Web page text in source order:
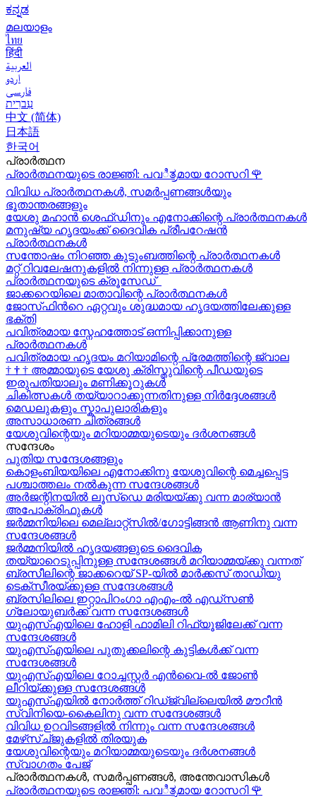
ಕನ್ನಡ
മലയാളം
ไทย
हिंदी
العربية
اردو
فارسی
עִברִית
中文 (简体)
日本語
한국어
പ്രാർത്ഥന
പ്രാർത്ഥനയുടെ രാജ്ഞി: പവಿತ್ರമായ റോസറി 🌹
വിവിധ പ്രാർത്ഥനകൾ, സമർപ്പണങ്ങൾയും
ഭൂതാന്തരങ്ങളും
യേശു മഹാന്‍ ശെഫ്ഡിനും എനോക്കിന്റെ പ്രാർത്ഥനകള്‍
മനുഷ്യ ഹൃദയംക്ക് ദൈവിക പ്രീപറേഷൻ
പ്രാർത്ഥനകൾ
സന്തോഷം നിറഞ്ഞ കുടുംബത്തിന്റെ പ്രാർത്ഥനകള്‍
മറ്റ് റിവലേഷനുകളിൽ നിന്നുള്ള പ്രാർത്ഥനകൾ
പ്രാർത്ഥനയുടെ ക്രൂസേഡ്
ജാക്കറെയിലെ മാതാവിന്റെ പ്രാർത്ഥനകൾ
ജോസ്‌ഫിന്‍റെ ഏറ്റവും ശുദ്ധമായ ഹൃദയത്തിലേക്കുള്ള
ഭക്തി
പവിത്രമായ സ്നേഹത്തോട് ഒന്നിപ്പിക്കാനുള്ള
പ്രാർത്ഥനകള്‍
പവിത്രമായ ഹൃദയം മറിയാമിന്റെ പ്രേമത്തിന്റെ ജ്വാല
† † † അമ്മായുടെ യേശു ക്രിസ്തുവിന്റെ പീഡയുടെ
ഇരുപതിയാലും മണിക്കൂറുകള്‍
ചികിത്സകൾ തയ്യാറാക്കുന്നതിനുള്ള നിർദ്ദേശങ്ങൾ
മെഡലുകളും സ്കാപുലാരികളും
അസാധാരണ ചിത്രങ്ങൾ
യേശുവിന്റെയും മറിയാമ്മയുടെയും ദർശനങ്ങൾ
സന്ദേശം
പുതിയ സന്ദേശങ്ങളും
കൊളംബിയയിലെ എനോക്കിനു യേശുവിന്റെ മെച്ചപ്പെട്ട
പശ്ചാത്തലം നൽകുന്ന സന്ദേശങ്ങള്‍
അർജന്റിനയിൽ ലൂസ്ഡെ മരിയയ്ക്കു വന്ന മാര്യാന്‍
അപോക്രിഫുകള്‍
ജർമ്മനിയിലെ മെല്ലാറ്റ്സിൽ/ഗോട്ടിങ്ങൻ ആണിനു വന്ന
സന്ദേശങ്ങൾ
ജർമ്മനിയിൽ ഹൃദയങ്ങളുടെ ദൈവിക
തയ്യാറെടുപ്പിനുള്ള സന്ദേശങ്ങൾ മറിയാമ്മയ്ക്കു വന്നത്
ബ്രസീലിന്റെ ജാക്കറെയ്‍ SP-യിൽ മാർക്കസ് താഡിയു
ടെക്സീരയ്ക്കുള്ള സന്ദേശങ്ങള്‍
ബ്രസിലിലെ ഇറ്റാപിറംഗാ എഎം-ൽ എഡ്സൺ
ഗ്ലോയുബർക്ക് വന്ന സന്ദേശങ്ങൾ
യുഎസ്എയിലെ ഹോളി ഫാമിലി റിഫ്യൂജിലേക്ക് വന്ന
സന്ദേശങ്ങൾ
യുഎസ്എയിലെ പുതുക്കലിന്റെ കുട്ടികള്‍ക്ക് വന്ന
സന്ദേശങ്ങള്‍
യുഎസ്എയിലെ റോച്ചസ്റ്റർ എൻവൈ-ൽ ജോൺ
ലീറിയ്ക്കുള്ള സന്ദേശങ്ങൾ
യുഎസ്എയിൽ നോർത്ത് റിഡ്ജ്വില്ലെയിൽ മൗറീൻ
സ്വിനിയെ-കൈലിനു വന്ന സന്ദേശങ്ങള്‍
വിവിധ ഉറവിടങ്ങളിൽ നിന്നും വന്ന സന്ദേശങ്ങൾ
മേഴ്‍സ്ച്ജുകളിൽ തിരയുക
യേശുവിന്റെയും മറിയാമ്മയുടെയും ദർശനങ്ങൾ
സ്വാഗതം പേജ്
പ്രാർത്ഥനകൾ, സമർപ്പണങ്ങൾ, അന്തേവാസികൾ
പ്രാർത്ഥനയുടെ രാജ്ഞി: പവಿತ್ರമായ റോസറി 🌹